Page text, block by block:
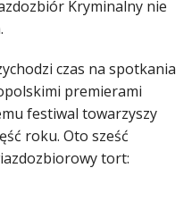
Kryminalny nie
czas na spotkania
premierami
festiwal towarzyszy
roku. Oto sześć
tort: